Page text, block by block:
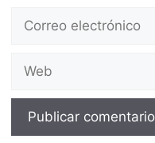
Correo
Web